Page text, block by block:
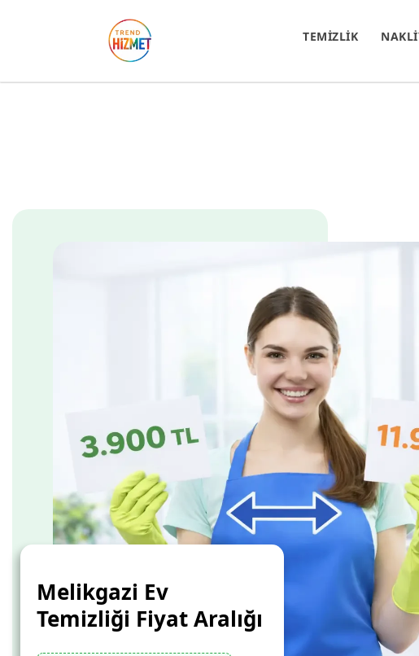
TEMİZLİK
Melikgazi Ev
Temizliği Fiyat Aralığı